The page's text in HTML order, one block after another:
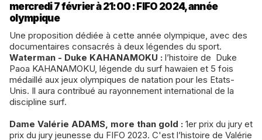
mercredi 7 février à 21:00 : FIFO 2024, année
olympique
Une proposition dédiée à cette année olympique, avec des
documentaires consacrés à deux légendes du sport.
Waterman - Duke KAHANAMOKU : l’histoire de Duke
Paoa KAHANAMOKU, légende du surf hawaien et 5 fois
médaillé aux jeux olympiques de natation pour les Etats-
Unis. Il aura contribué au rayonnement international de la
discipline surf.
Dame Valérie ADAMS, more than gold : 1er prix du jury et
prix du jury jeunesse du FIFO 2023. C'est l’histoire de Valérie